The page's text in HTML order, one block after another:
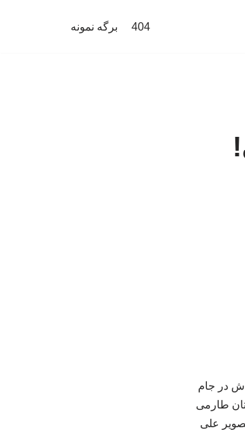
404 برگه نمونه
در جام
طارمی
علی